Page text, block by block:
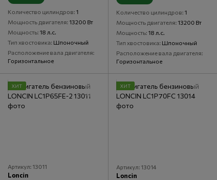
Количество цилиндров 1
Мощность двигателя 13200 Вт
Мощность 18 л.с.
Тип хвостовика Шпоночный
Расположение вала двигателя
Горизонтальное
Количество цилиндров 1
Мощность двигателя 13200 Вт
Мощность 18 л.с.
Тип хвостовика Шпоночный
Расположение вала двигателя
Горизонтальное
ХИТ
Артикул: 13011
Loncin
ХИТ
Артикул: 13014
Loncin